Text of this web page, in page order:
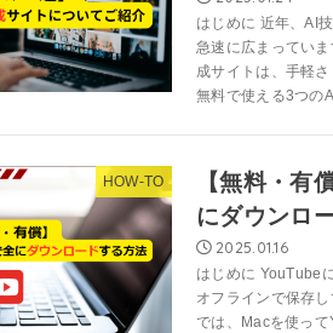
はじめに 近年、AI
急速に広まってい
成サイトは、手軽
無料で使える3つの
HOW-TO
【無料・有
にダウンロ
2025.01.16
はじめに YouTube
オフラインで保存
では、Macを使っ